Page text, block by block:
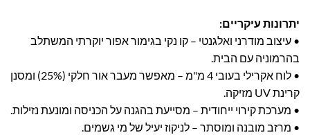
יתרונות עיקריים:
• עיצוב מודרני ואלגנטי – קו נקי בגימור אפור יוקרתי המשתלב
בהרמוניה עם הבית.
• לוח אקרילי בעובי 4 מ"מ – מאפשר מעבר אור חלקי (25%) ומסנן
קרינת UV מזיקה.
• מערכת קירוי ייחודית – מסייעת בהגנה על הכניסה ומונעת נזילות.
• מרזב מובנה ומוסתר – לניקוז יעיל של מי גשמים.